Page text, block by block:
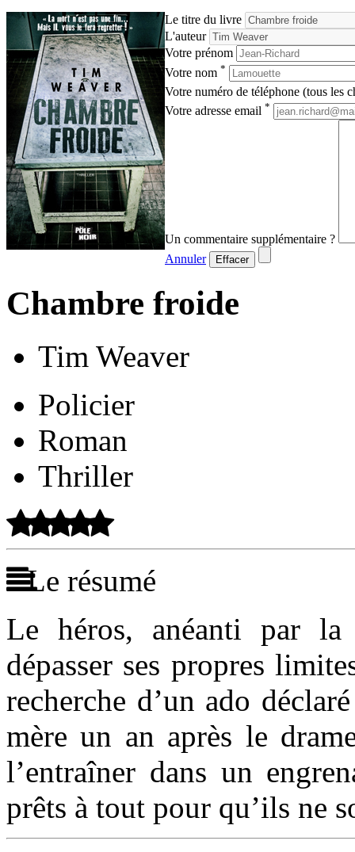
Le titre du livre
L'auteur
Votre prénom
Votre nom *
Votre numéro de téléphone (tous les
Votre adresse email *
Un commentaire supplémentaire ?
Annuler
Effacer
Chambre froide
Tim Weaver
Policier
Roman
Thriller
Le résumé
Le héros, anéanti par
dépasser ses propres
recherche d’un ado
mère un an après le
l’entraîner dans un
prêts à tout pour qu’ils ne